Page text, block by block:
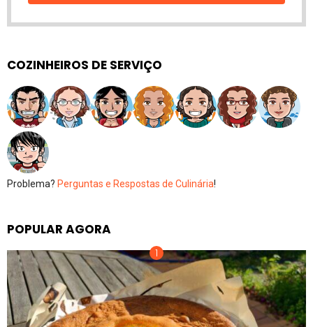
COZINHEIROS DE SERVIÇO
Problema? Perguntas e Respostas de Culinária!
POPULAR AGORA